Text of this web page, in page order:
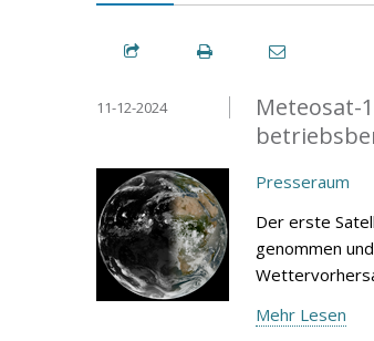
Meteosat-
11-12-2024
Presseraum
Der erste
genommen
Mehr Lesen